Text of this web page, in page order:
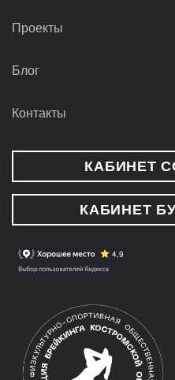
Проекты
Блог
Контакты
КАБИНЕТ
КАБИНЕТ